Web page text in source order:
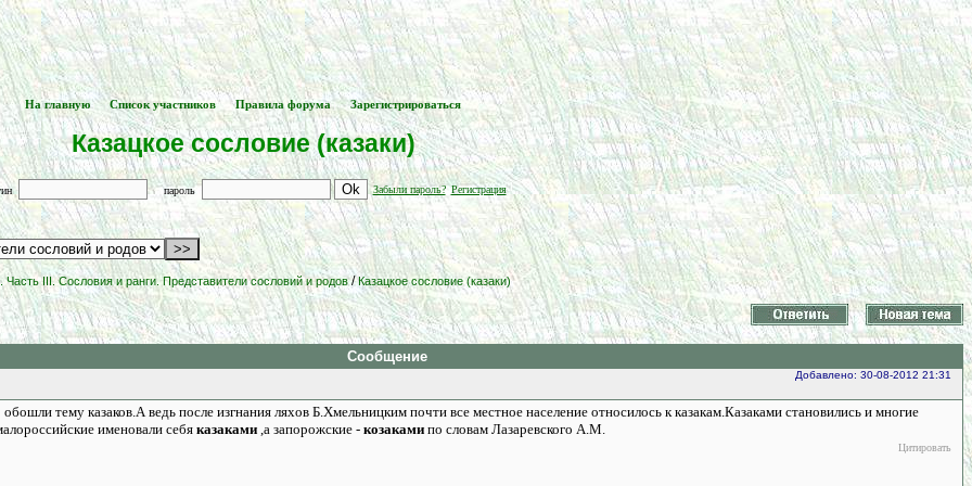
На главную] -- [ Список участников ] -- [Правила форума] -- [Зарегистрироваться
Казацкое сословие (казаки)
пароль Забыли пароль? Регистрация
III. Сословия и ранги. Представители сословий и родов/Казацкое сословие (казаки)
Сообщение
Добавлено: 30-08-2012 21:31
тему казаков.А ведь после изгнания ляхов Б.Хмельницким почти все местное население относилось к казакам.Казаками становились и многие
именовали себя казаками ,а запорожские - козаками по словам Лазаревского А.М.
Цитировать